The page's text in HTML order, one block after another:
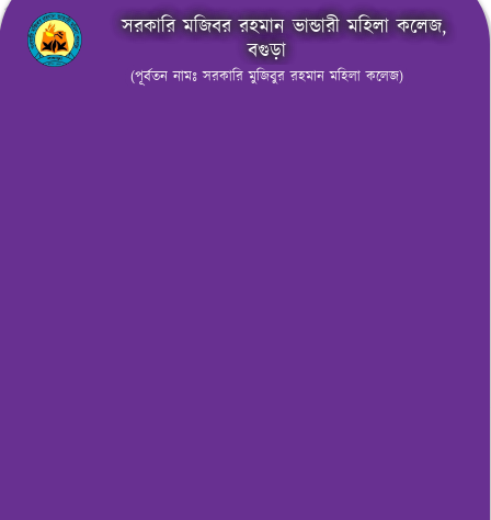
সরকারি মজিবর রহমান ভান্ডারী মহিলা কলেজ,
বগুড়া
(পূর্বতন নামঃ সরকারি মুজিবুর রহমান মহিলা কলেজ)